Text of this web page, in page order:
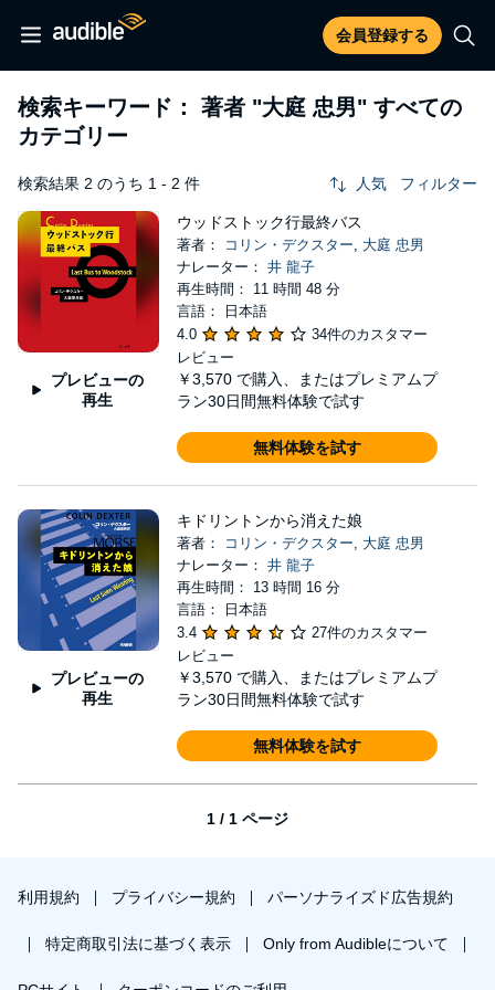
会員登録する
検索キーワード： 著者 "大庭 忠男" すべての
カテゴリー
検索結果 2 のうち 1 - 2 件 人気 フィルター
プレビューの
再生
ウッドストック行最終バス
著者： コリン・デクスター, 大庭 忠男
ナレーター： 井 龍子
再生時間： 11 時間 48 分
言語： 日本語
4.0
34件のカスタマー
レビュー
￥3,570 で購入、またはプレミアムプ
ラン30日間無料体験で試す
無料体験を試す
プレビューの
再生
キドリントンから消えた娘
著者： コリン・デクスター, 大庭 忠男
ナレーター： 井 龍子
再生時間： 13 時間 16 分
言語： 日本語
3.4
27件のカスタマー
レビュー
￥3,570 で購入、またはプレミアムプ
ラン30日間無料体験で試す
無料体験を試す
1 / 1 ページ
利用規約 プライバシー規約 パーソナライズド広告規約
特定商取引法に基づく表示 Only from Audibleについて